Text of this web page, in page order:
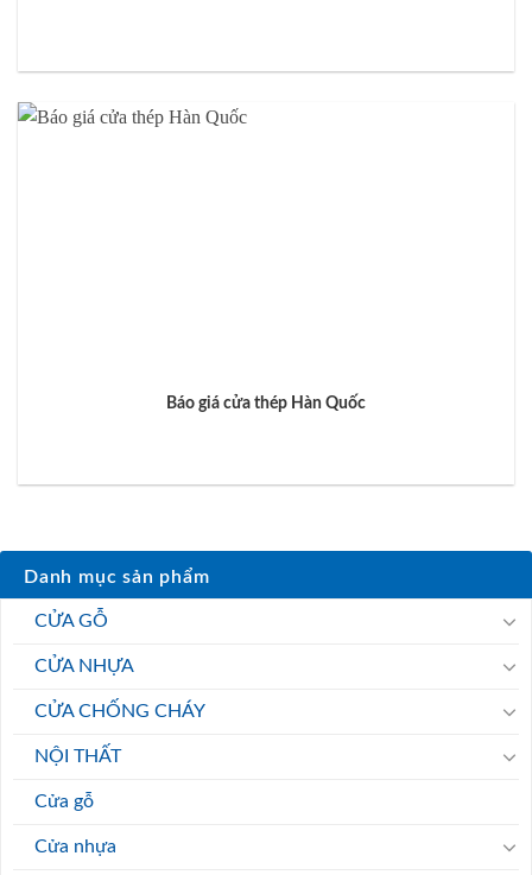
Báo giá cửa thép Hàn Quốc
Danh mục sản phẩm
CỬA GỖ
CỬA NHỰA
CỬA CHỐNG CHÁY
NỘI THẤT
Cửa gỗ
Cửa nhựa